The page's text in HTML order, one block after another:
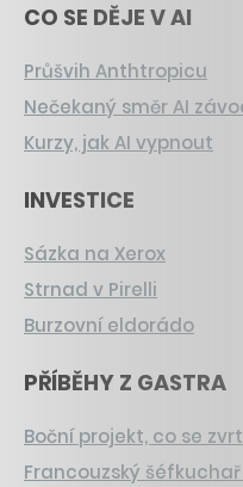
CO SE DĚJE V AI
Průšvih Anthtropicu
Nečekaný směr AI
Kurzy, jak AI vypnout
INVESTICE
Sázka na Xerox
Strnad v Pirelli
Burzovní eldorádo
PŘÍBĚHY Z GASTRA
Boční projekt, co se
Francouzský